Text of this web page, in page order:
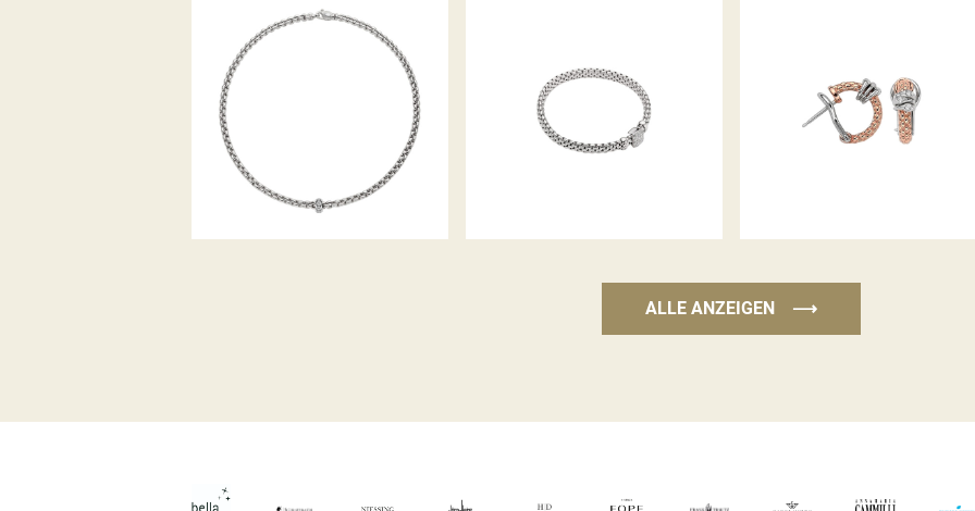
COLLIER EKA KOLLEKTION
KOLLEKTION
ALLE ANZEIGEN ⟶